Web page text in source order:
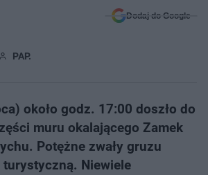
Dodaj do Google
PAP.
około godz. 17:00 doszło do
muru okalającego Zamek
Potężne zwały gruzu
turystyczną. Niewiele